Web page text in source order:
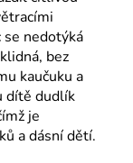
nedotýká
bez
kaučuku a
dítě dudlík
je
a dásní dětí.